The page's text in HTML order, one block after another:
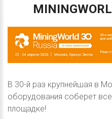
В 30-й раз крупнейшая в
оборудования соберет
площадке!